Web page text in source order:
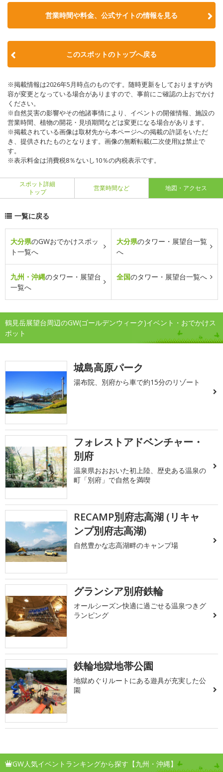
営業時間や料金、公式サイトの情報を見る
このスポットのトップへ戻る
※掲載情報は2026年5月時点のものです。随時更新をしておりますが内
容が変更となっている場合がありますので、事前にご確認の上おでかけ
ください。
※自然災害の影響やその他諸事情により、イベントの開催情報、施設の
営業時間、植物の開花・見頃期間などは変更になる場合があります。
※掲載されている画像は取材先から本ページへの掲載の許諾をいただ
き、提供されたものとなります。画像の無断転載(二次使用)は禁止で
す。
※表示料金は消費税8％ないし10％の内税表示です。
スポット詳細
トップ
営業時間など 地図・アクセス
一覧に戻る
大分県のGWおでかけスポッ
ト一覧へ
大分県のタワー・展望台一覧
へ
九州・沖縄のタワー・展望台
一覧へ
全国のタワー・展望台一覧へ
鶴見岳展望台周辺のGW(ゴールデンウィーク)イベント・おでかけス
ポット
城島高原パーク
湯布院、別府から車で約15分のリゾート
フォレストアドベンチャー・
別府
温泉県おおおいた初上陸、歴史ある温泉の
町「別府」で自然を満喫
RECAMP別府志高湖 (リキャ
ンプ別府志高湖)
自然豊かな志高湖畔のキャンプ場
グランシア別府鉄輪
オールシーズン快適に過ごせる温泉つきグ
ランピング
鉄輪地獄地帯公園
地獄めぐりルートにある遊具が充実した公
園
GW人気イベントランキングから探す【九州・沖縄】